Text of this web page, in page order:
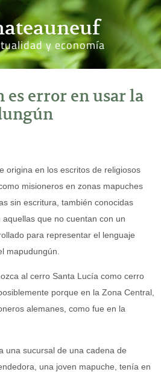
y economía
error en usar la
origina en los escritos de religiosos
misioneros en zonas mapuches
sin escritura, también conocidas
que no cuentan con un
para representar el lenguaje
mapudungún.
al cerro Santa Lucía como cerro
porque en la Zona Central,
alemanes, como fue en la
una sucursal de una cadena de
una joven mapuche, tenía en